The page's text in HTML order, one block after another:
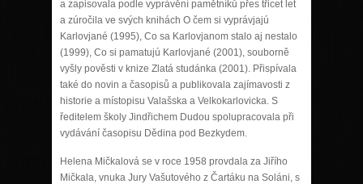
a zapisovala podle vyprávění pamětníků přes třicet let
a zúročila ve svých knihách O čem si vyprávjajú
Karlovjané (1995), Co sa Karlovjanom stalo aj nestalo
(1999), Co si pamatujú Karlovjané (2001), souborně
vyšly pověsti v knize Zlatá studánka (2001). Přispívala
také do novin a časopisů a publikovala zajímavosti z
historie a místopisu Valašska a Velkokarlovicka. S
ředitelem školy Jindřichem Dudou spolupracovala při
vydávání časopisu Dědina pod Bezkydem.
Helena Mičkalová se v roce 1958 provdala za Jiřího
Mičkala, vnuka Jury Vašutového z Čartáku na Soláni, s